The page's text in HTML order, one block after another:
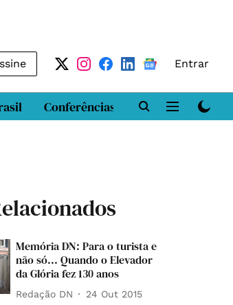
Entrar
Conferências DN LAB
Memória DN: Para o turista e
não só... Quando o Elevador
da Glória fez 130 anos
Redação DN 24 Out 2015